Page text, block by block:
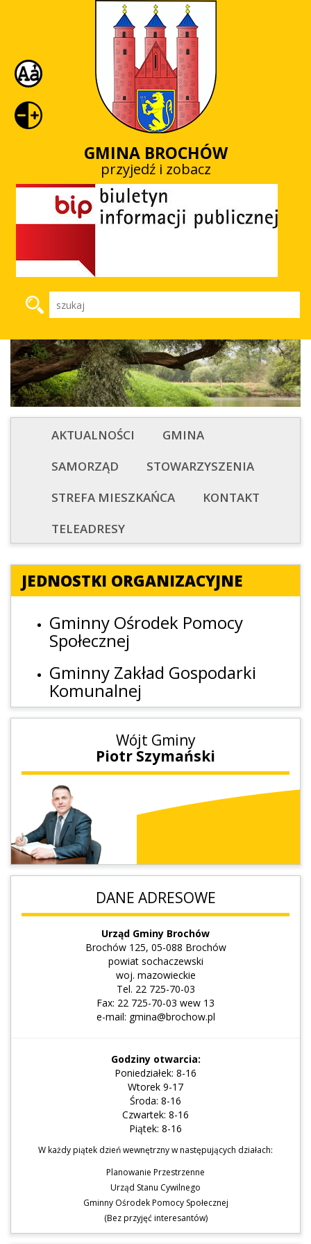
GMINA BROCHÓW
przyjedź i zobacz
AKTUALNOŚCI
GMINA
SAMORZĄD
STOWARZYSZENIA
STREFA MIESZKAŃCA
KONTAKT
TELEADRESY
JEDNOSTKI ORGANIZACYJNE
Gminny Ośrodek Pomocy
Społecznej
Gminny Zakład Gospodarki
Komunalnej
Wójt Gminy
Piotr Szymański
DANE ADRESOWE
Urząd Gminy Brochów
Brochów 125, 05-088 Brochów
powiat sochaczewski
woj. mazowieckie
Tel. 22 725-70-03
Fax: 22 725-70-03 wew 13
e-mail: gmina@brochow.pl
Godziny otwarcia:
Poniedziałek: 8-16
Wtorek 9-17
Środa: 8-16
Czwartek: 8-16
Piątek: 8-16
W każdy piątek dzień wewnętrzny w następujących działach:
Planowanie Przestrzenne
Urząd Stanu Cywilnego
Gminny Ośrodek Pomocy Społecznej
(Bez przyjęć interesantów)